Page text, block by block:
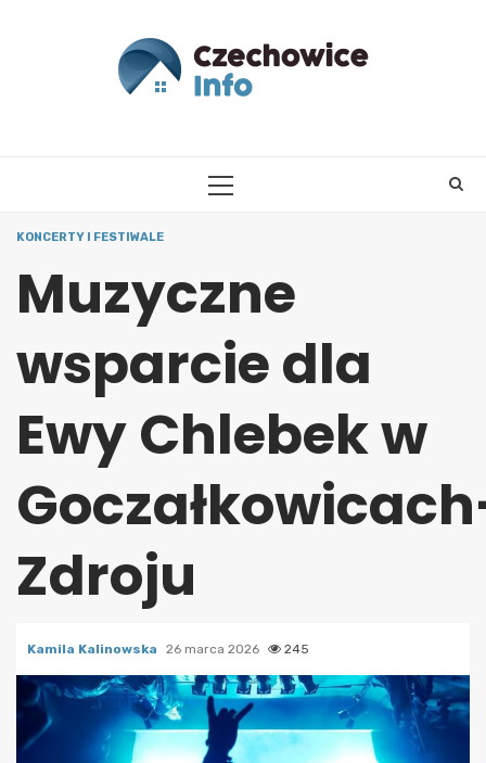
PRIMARY
KONCERTY I FESTIWALE
Muzyczne
wsparcie dla
Ewy Chlebek w
Zdroju
Kamila Kalinowska 26 marca 2026 245